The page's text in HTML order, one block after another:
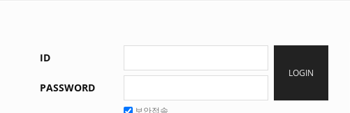
ID
PASSWORD
LOGIN
보안접속